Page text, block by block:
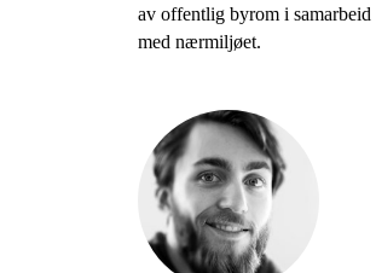
av offentlig byrom i samarbeid
med nærmiljøet.